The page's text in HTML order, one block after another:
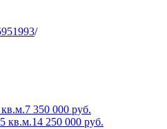
/
7 350 000 руб.
кв.м.14 250 000 руб.